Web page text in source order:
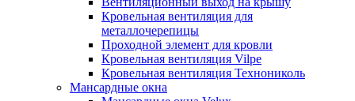
Кровельная вентиляция для
металлочерепицы
Проходной элемент для кровли
Кровельная вентиляция Vilpe
Кровельная вентиляция Технониколь
Мансардные окна